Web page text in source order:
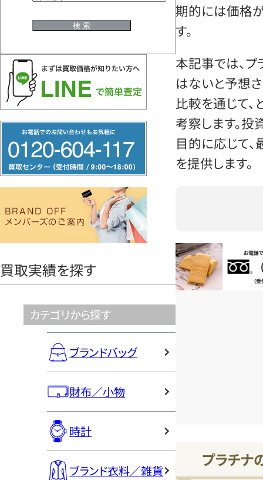
リ
ー
ヤ
買取実績を探す
カテゴリから探す
ブランドバッグ
財布／小物
時計
ブランド衣料／雑貨
期的には価格
す。
本記事では、
はないと予想
比較を通じて
考察します。
目的に応じて
を提供します。
お電話問い
プラチナ